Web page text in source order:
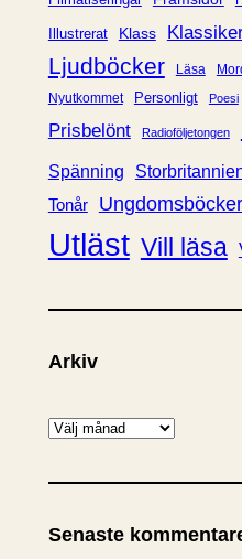
Illustrerat Klass
Ljudböcker
Läsa
Nyutkommet Personligt Poesi
Prisbelönt
Radioföljetongen
Spänning
Tonår Ungdomsböcker
Utläst Vill läsa
Arkiv
A
k
v
Senaste